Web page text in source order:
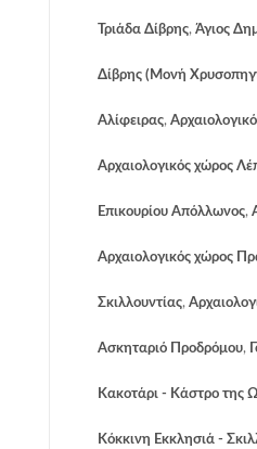
Τριάδα Δίβρης, Άγιος
Δίβρης (Μονή
Αλίφειρας,
Αρχαιολογικός χώρος
Eπικουρίου Απόλλωνος,
Αρχαιολογικός χώρος
Σκιλλουντίας,
Ασκηταριό Προδρόμου,
Κακοτάρι - Κάστρο της
Κόκκινη Εκκλησιά -